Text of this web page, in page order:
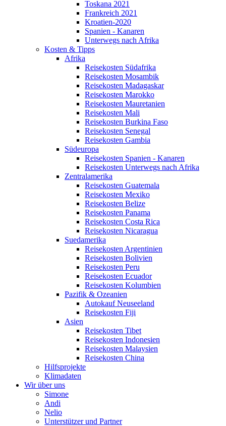
Toskana 2021
Frankreich 2021
Kroatien-2020
Spanien - Kanaren
Unterwegs nach Afrika
Kosten & Tipps
Afrika
Reisekosten Südafrika
Reisekosten Mosambik
Reisekosten Madagaskar
Reisekosten Marokko
Reisekosten Mauretanien
Reisekosten Mali
Reisekosten Burkina Faso
Reisekosten Senegal
Reisekosten Gambia
Südeuropa
Reisekosten Spanien - Kanaren
Reisekosten Unterwegs nach Afrika
Zentralamerika
Reisekosten Guatemala
Reisekosten Mexiko
Reisekosten Belize
Reisekosten Panama
Reisekosten Costa Rica
Reisekosten Nicaragua
Suedamerika
Reisekosten Argentinien
Reisekosten Bolivien
Reisekosten Peru
Reisekosten Ecuador
Reisekosten Kolumbien
Pazifik & Ozeanien
Autokauf Neuseeland
Reisekosten Fiji
Asien
Reisekosten Tibet
Reisekosten Indonesien
Reisekosten Malaysien
Reisekosten China
Hilfsprojekte
Klimadaten
Wir über uns
Simone
Andi
Nelio
Unterstützer und Partner